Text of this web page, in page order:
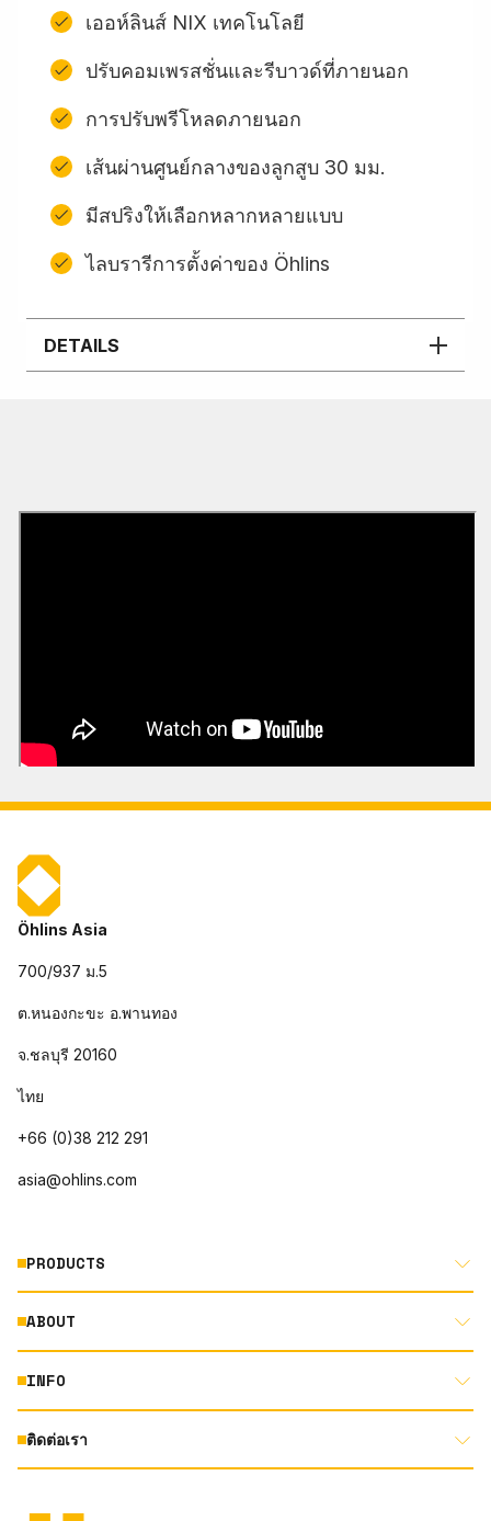
เออห์ลินส์ NIX เทคโนโลยี
ปรับคอมเพรสชั่นและรีบาวด์ที่ภายนอก
การปรับพรีโหลดภายนอก
เส้นผ่านศูนย์กลางของลูกสูบ 30 มม.
มีสปริงให้เลือกหลากหลายแบบ
ไลบรารีการตั้งค่าของ Öhlins
DETAILS
Öhlins Asia
700/937 ม.5
ต.หนองกะขะ อ.พานทอง
จ.ชลบุรี 20160
ไทย
+66 (0)38 212 291
asia@ohlins.com
PRODUCTS
MOTORCYCLE
AUTOMOTIVE
ABOUT
ABOUT US
RACING
INFO
DOCUMENT LIBRARY
ติดต่อเรา
INSTAGRAM